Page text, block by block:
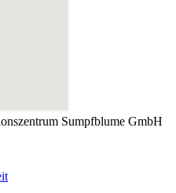
Sumpfblume GmbH